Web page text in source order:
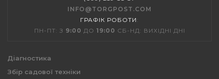
INFO@TORGPOST.COM
ГРАФІК РОБОТИ :
ПН-ПТ: З 9:00 ДО 19:00 СБ-НД: ВИХІДНІ ДНІ
Діагностика
Збір садової техніки